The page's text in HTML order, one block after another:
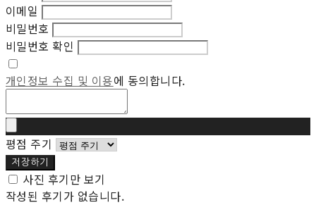
이메일
비밀번호
비밀번호 확인
개인정보 수집 및 이용에 동의합니다.
평점 주기
저장하기
사진 후기만 보기
작성된 후기가 없습니다.